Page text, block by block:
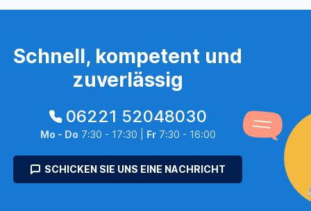
Schnell, kompetent und
zuverlässig
06221 52048030
Mo - Do 7:30 - 17:30 | Fr7:30 - 16:00
SCHICKEN SIE UNS EINE NACHRICHT